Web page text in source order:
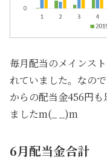
毎月配当のメインス
れていました。なの
からの配当金456円
ましたm(_ _)m
6月配当金合